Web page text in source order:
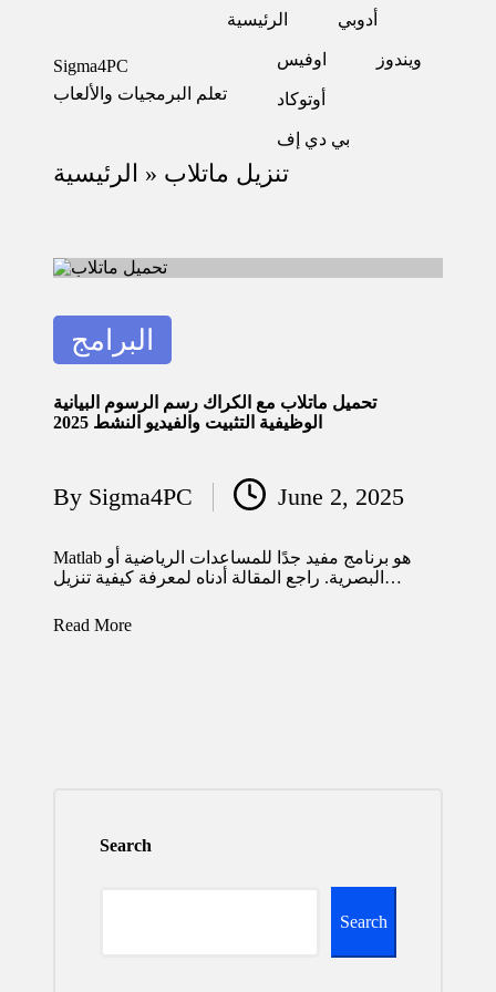
Sigma4PC
تعلم البرمجيات والألعاب
الرئيسية أدوبي
اوفيس ويندوز
أوتوكاد
بي دي إف
الرئيسية » تنزيل ماتلاب
Posted
in
البرامج
تحميل ماتلاب مع الكراك رسم الرسوم البيانية
الوظيفية التثبيت والفيديو النشط 2025
Posted
by
By Sigma4PC June 2, 2025
Matlab هو برنامج مفيد جدًا للمساعدات الرياضية أو
البصرية. راجع المقالة أدناه لمعرفة كيفية تنزيل…
Read More
Search
Search